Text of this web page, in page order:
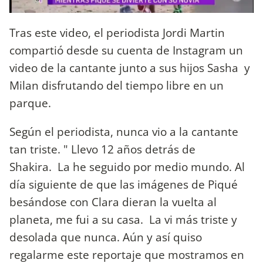
Tras este video, el periodista Jordi Martin
compartió desde su cuenta de Instagram un
video de la cantante junto a sus hijos Sasha y
Milan disfrutando del tiempo libre en un
parque.
Según el periodista, nunca vio a la cantante
tan triste. " Llevo 12 años detrás de
Shakira. La he seguido por medio mundo. Al
día siguiente de que las imágenes de Piqué
besándose con Clara dieran la vuelta al
planeta, me fui a su casa. La vi más triste y
desolada que nunca. Aún y así quiso
regalarme este reportaje que mostramos en